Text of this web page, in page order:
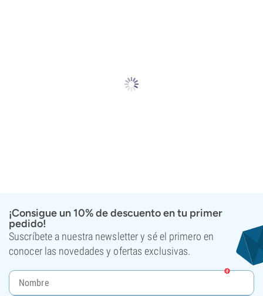
¡Consigue un 10% de descuento en tu primer
pedido!
Suscríbete a nuestra newsletter y sé el primero en
conocer las novedades y ofertas exclusivas.